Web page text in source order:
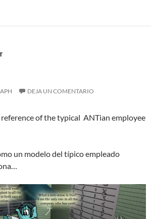
DEJA UN COMENTARIO
of the typical ANTian employee
un modelo del típico empleado